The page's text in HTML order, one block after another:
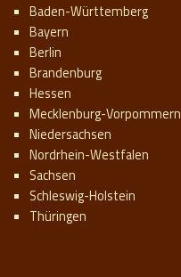
Baden-Württemberg
Bayern
Berlin
Brandenburg
Hessen
Mecklenburg-Vorpommern
Niedersachsen
Nordrhein-Westfalen
Sachsen
Schleswig-Holstein
Thüringen